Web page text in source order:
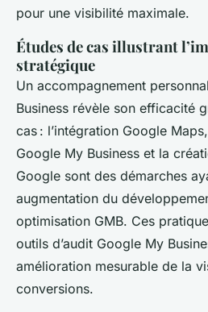
pour une visibilité maximale.
Études de cas illustrant
stratégique
Un accompagnement
Business révèle son efficacité
cas : l’intégration Google
Google My Business et la
Google sont des démarches
augmentation du
optimisation GMB. Ces
outils d’audit Google My
amélioration mesurable de la
conversions.